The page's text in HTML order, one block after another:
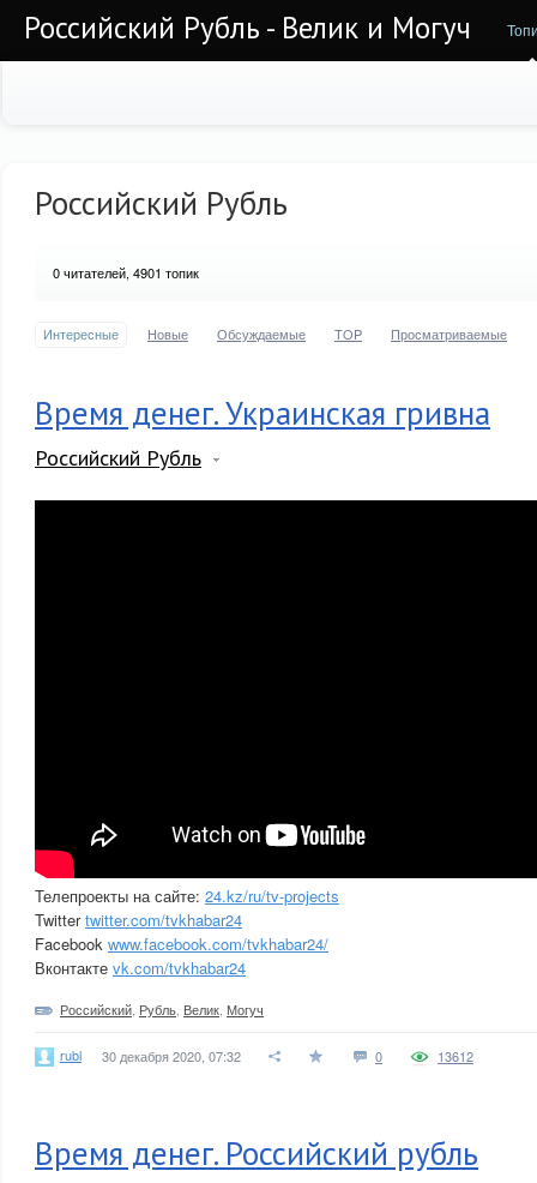
Российский Рубль - Велик и Могуч
Российский Рубль
0читателей, 4901 топик
Интересные Новые Обсуждаемые TOP Просматриваемые
Время денег. Украинская гривна
Российский Рубль
Телепроекты на сайте: 24.kz/ru/tv-projects
Twittertwitter.com/tvkhabar24
Facebook www.facebook.com/tvkhabar24/
Вконтакте vk.com/tvkhabar24
Российский Рубль Велик Могуч
rubl 30 декабря 2020, 07:32 0 13612
Время денег. Российский рубль